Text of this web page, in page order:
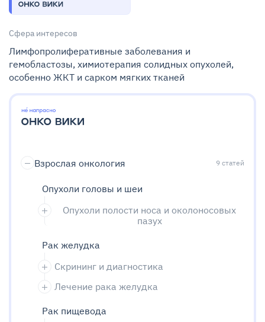
Сфера интересов
Лимфопролиферативные заболевания и
гемобластозы, химиотерапия солидных опухолей,
особенно ЖКТ и сарком мягких тканей
Взрослая онкология 9 статей
Опухоли головы и шеи
Опухоли полости носа и околоносовых
пазух
Рак желудка
Скрининг и диагностика
Лечение рака желудка
Рак пищевода